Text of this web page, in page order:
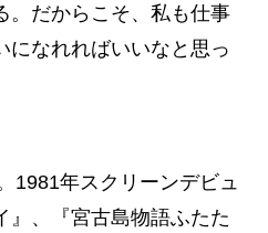
。だからこそ、私も仕事
になれればいいなと思っ
1981年スクリーンデビュ
』、『宮古島物語ふたた